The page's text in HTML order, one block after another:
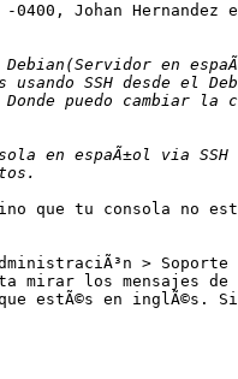
Johan Hernandez
que tu consola no
> Soporte
mirar los mensajes
estÃ©s en inglÃ©s.